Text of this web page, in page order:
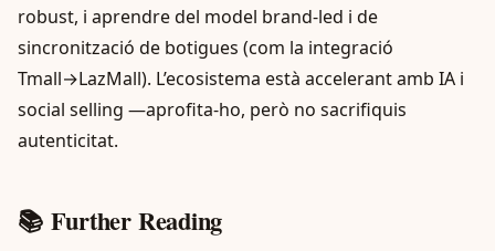
robust, i aprendre del model brand‑led i de
sincronització de botigues (com la integració
Tmall→LazMall). L’ecosistema està accelerant amb IA i
social selling —aprofita-ho, però no sacrifiquis
autenticitat.
📚 Further Reading